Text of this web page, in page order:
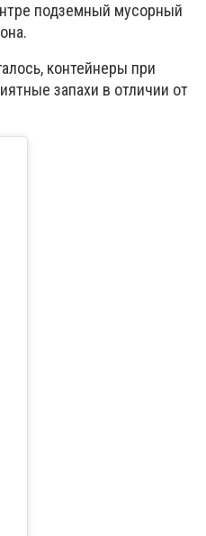
подземный мусорный
контейнеры при
запахи в отличии от